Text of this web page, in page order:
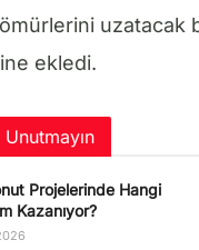
ekledi.
Projelerinde Hangi
Kazanıyor?